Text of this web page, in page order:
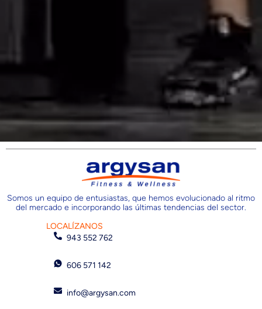
Somos un equipo de entusiastas, que hemos evolucionado al ritmo
del mercado e incorporando las últimas tendencias del sector.
LOCALÍZANOS
943 552 762
606 571 142
info@argysan.com